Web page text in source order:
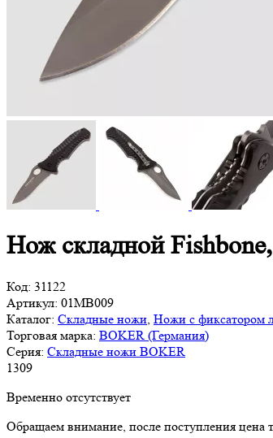
Нож складной
Код: 31122
Артикул: 01MB009
Каталог: Складные ножи Ножи с фиксатором
Торговая марка: BOKER (Германия)
Серия: Складные ножи BOKER
1 309
Временно отсутствует
Обращаем внимание, после поступления цена